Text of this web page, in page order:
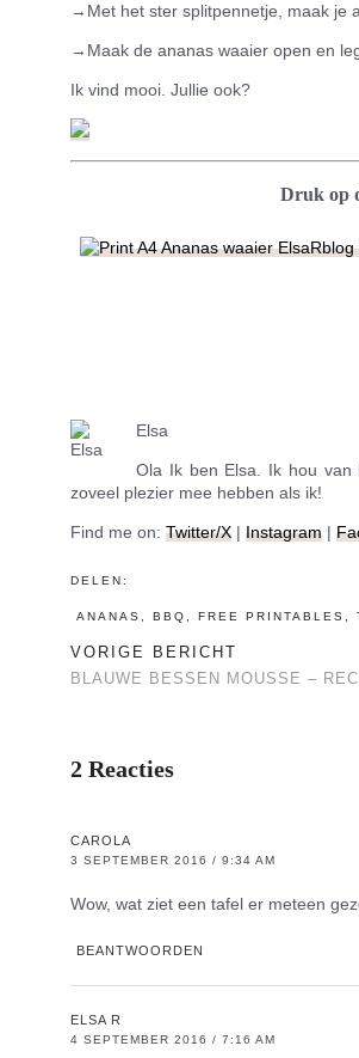
→Met het ster splitpennetje, maak je
→Maak de ananas waaier open en
Ik vind mooi. Jullie ook?
Druk op
Elsa
Ola Ik ben Elsa. Ik hou
zoveel plezier mee hebben als ik!
Find me on: Twitter/X | Instagram |
DELEN:
ANANAS BBQ FREE PRINTABLES
VORIGE BERICHT
BLAUWE BESSEN MOUSSE –
2 Reacties
CAROLA
3 SEPTEMBER 2016 / 9:34 AM
Wow, wat ziet een tafel er meteen
BEANTWOORDEN
ELSA R
4 SEPTEMBER 2016 / 7:16 AM